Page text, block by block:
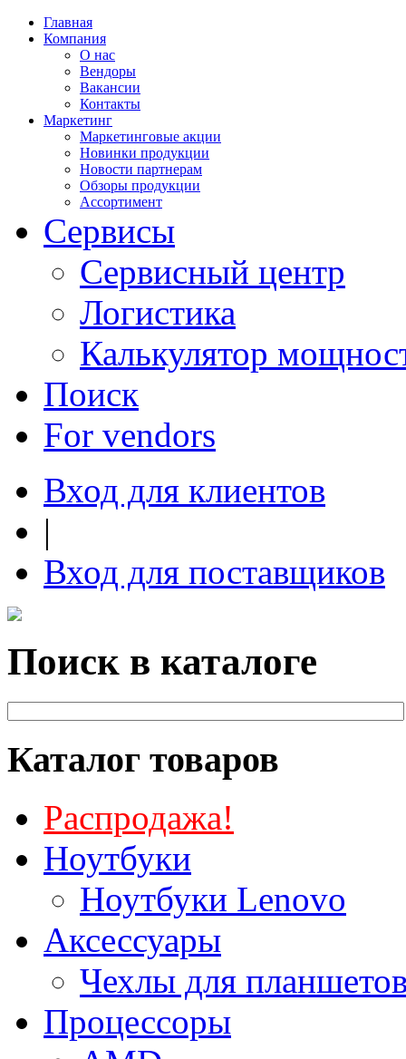
Главная
Компания
О нас
Вендоры
Вакансии
Контакты
Маркетинг
Маркетинговые акции
Новинки продукции
Новости партнерам
Обзоры продукции
Ассортимент
Сервисы
Сервисный центр
Логистика
Калькулятор
Поиск
For vendors
Вход для клиентов
|
Вход для поставщиков
Поиск в каталоге
Каталог товаров
Распродажа!
Ноутбуки
Ноутбуки Lenovo
Аксессуары
Чехлы для
Процессоры